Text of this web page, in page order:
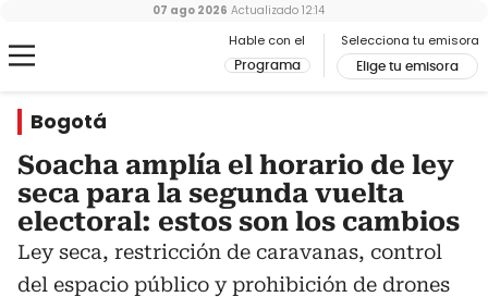
Hable con el
Programa
Selecciona tu emisora
Elige tu emisora
07 ago 2026 Actualizado 12:14
Bogotá
Soacha amplía el horario de ley
seca para la segunda vuelta
electoral: estos son los cambios
Ley seca, restricción de caravanas, control
del espacio público y prohibición de drones